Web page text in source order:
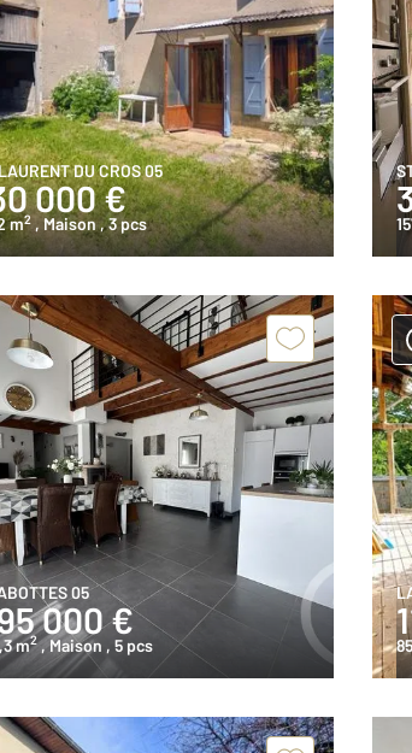
DU CROS 05
000 €
m2 , Maison, 3 pcs
05
000 €
m2 , Maison , 5 pcs